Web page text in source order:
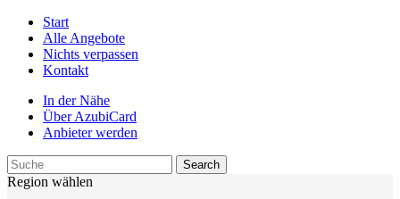
Start
Alle Angebote
Nichts verpassen
Kontakt
In der Nähe
Über AzubiCard
Anbieter werden
Region wählen